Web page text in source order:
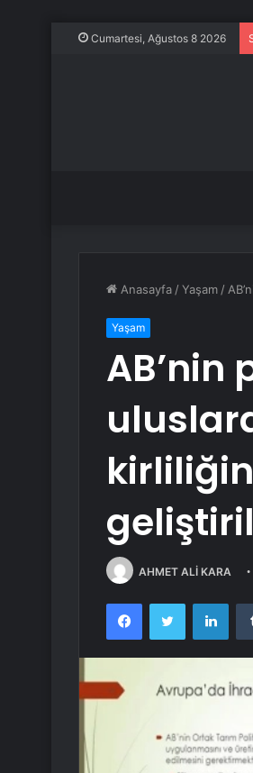
Cumartesi, Ağustos 8 2026
Anasayfa /Yaşam /
Yaşam
AB’nin
AHMET ALİ KARA
FacebookTwitter